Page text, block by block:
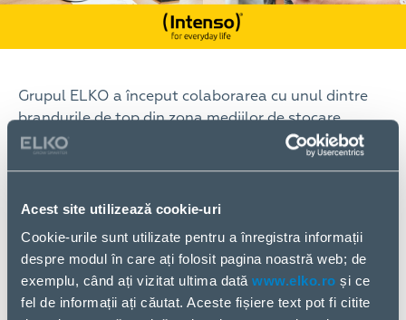
Acest site utilizează cookie-uri
Cookie-urile sunt utilizate pentru a înregistra informații
despre modul în care ați folosit pagina noastră web; de
exemplu, când ați vizitat ultima dată www.elko.ro și ce
fel de informații ați căutat. Aceste fișiere text pot fi citite
Grupul ELKO a început colaborarea cu unul dintre
brandurile de top din zona mediilor de stocare,
Intenso, pentru distribuția produselor pe piețele din
România, Rusia, Țările Baltice, Polonia, Suedia,
Gama extinsă de produse ale producătorului
german Intenso include 252 de tipuri de produse:
suporturi de stocare precum stick-uri USB, hard
discuri, carduri de memorie, SSD-uri, baterii,
încărcătoare wireless și multe altele. Design-ul